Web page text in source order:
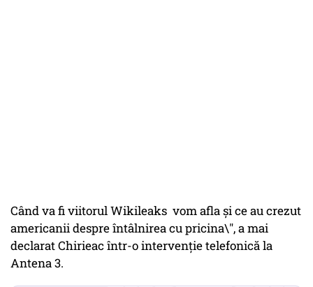
Când va fi viitorul Wikileaks vom afla și ce au crezut
americanii despre întâlnirea cu pricina\", a mai
declarat Chirieac într-o intervenție telefonică la
Antena 3.